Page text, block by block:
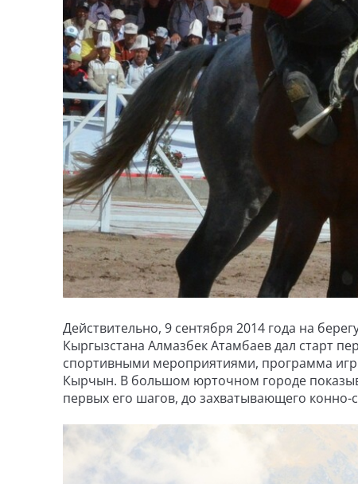
Действительно, 9 сентября 2014 года на
Кыргызстана Алмазбек Атамбаев дал старт
спортивными мероприятиями, программа
Кырчын. В большом юрточном городе
первых его шагов, до захватывающего конно-